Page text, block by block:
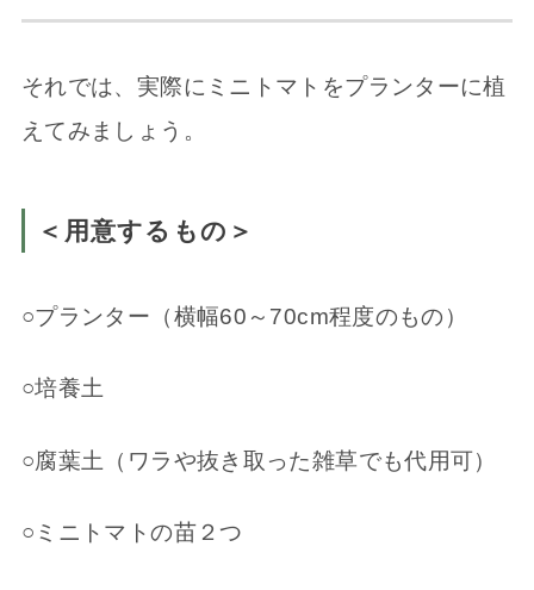
それでは、実際にミニトマトをプランターに植
えてみましょう。
＜用意するもの＞
○プランター（横幅60～70cm程度のもの）
○培養土
○腐葉土（ワラや抜き取った雑草でも代用可）
○ミニトマトの苗２つ